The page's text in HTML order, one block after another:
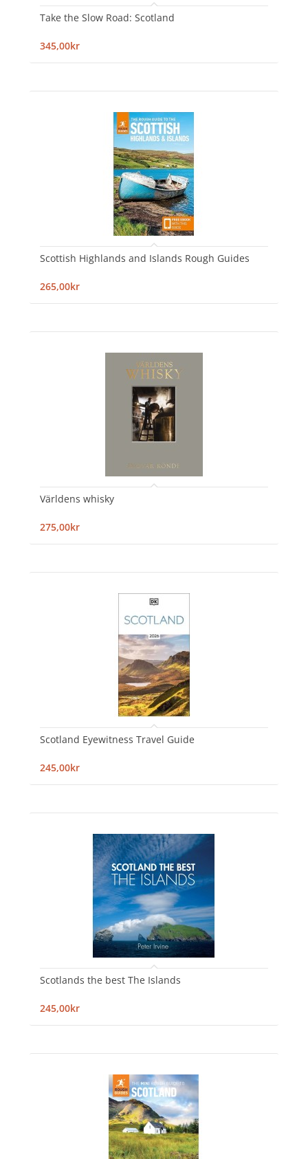
Take the Slow Road: Scotland
345,00kr
Scottish Highlands and Islands Rough Guides
265,00kr
Världens whisky
275,00kr
Scotland Eyewitness Travel Guide
245,00kr
Scotlands the best The Islands
245,00kr